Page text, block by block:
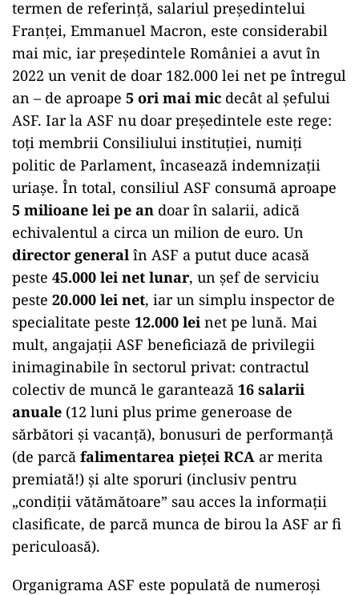
termen de referință, salariul președintelui
Franței, Emmanuel Macron, este considerabil
mai mic, iar președintele României a avut în
2022 un venit de doar 182.000 lei net pe întregul
an – de aproape 5 ori mai mic decât al șefului
ASF. Iar la ASF nu doar președintele este rege:
toți membrii Consiliului instituției, numiți
politic de Parlament, încasează indemnizații
uriașe. În total, consiliul ASF consumă aproape
5 milioane lei pe an doar în salarii, adică
echivalentul a circa un milion de euro. Un
director general în ASF a putut duce acasă
peste 45.000 lei net lunar, un șef de serviciu
peste 20.000 lei net, iar un simplu inspector de
specialitate peste 12.000 lei net pe lună. Mai
mult, angajații ASF beneficiază de privilegii
inimaginabile în sectorul privat: contractul
colectiv de muncă le garantează 16 salarii
anuale (12 luni plus prime generoase de
sărbători și vacanță), bonusuri de performanță
(de parcă falimentarea pieței RCA ar merita
premiată!) și alte sporuri (inclusiv pentru
„condiții vătămătoare” sau acces la informații
clasificate, de parcă munca de birou la ASF ar fi
periculoasă).
Organigrama ASF este populată de numeroși